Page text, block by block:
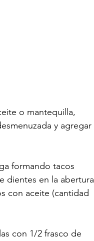
o mantequilla,
y agregar
formando tacos
dientes en la abertura
con aceite (cantidad
con 1/2 frasco de